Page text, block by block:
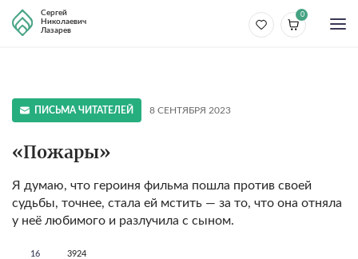
Сергей
Николаевич
Лазарев
0
ПИСЬМА ЧИТАТЕЛЕЙ 8 СЕНТЯБРЯ 2023
«Пожары»
Я думаю, что героиня фильма пошла против своей
судьбы, точнее, стала ей мстить — за то, что она отняла
у неё любимого и разлучила с сыном.
16 3924